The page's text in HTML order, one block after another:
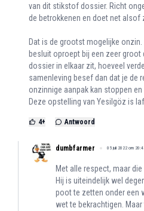
van dit stikstof dossier. Richt
de betrokkenen en doet net alsof
Dat is de grootst mogelijke
besluit oproept bij een zeer
dossier in elkaar zit, hoeveel
samenleving besef dan dat je de
onzinnige aanpak kan stoppen
Deze opstelling van Yesilgöz is
4+ Antwoord
dumbfarmer 05 juli 2022 om
Met alle respect, maar
Hij is uiteindelijk wel
poot te zetten onder een
wet te bekrachtigen.